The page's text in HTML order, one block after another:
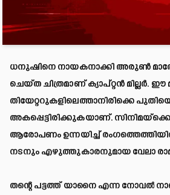
ധനുഷിനെ നായകനാക്കി അരുൺ
ചെയ്ത ചിത്രമാണ് ക്യാപ്റ്റൻ മില്ലർ. ഈ
തിയേറ്ററുകളിലെത്താനിരിക്കെ
അകപ്പെട്ടിരിക്കുകയാണ്.
ആരോപണം ഉന്നയിച്ച്
നടനും എഴുത്തുകാരനുമായ വേലാ
തന്റെ പട്ടത്ത് യാനൈ എന്ന നോവൽ